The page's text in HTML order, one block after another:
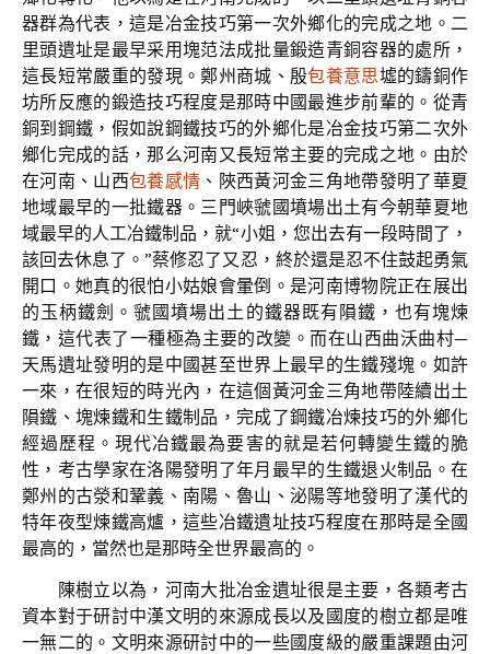
器群為代表，這是冶金技巧第一次外鄉化的完成之地。二
里頭遺址是最早采用塊范法成批量鍛造青銅容器的處所，
這長短常嚴重的發現。鄭州商城、殷包養意思墟的鑄銅作
坊所反應的鍛造技巧程度是那時中國最進步前輩的。從青
銅到鋼鐵，假如說鋼鐵技巧的外鄉化是冶金技巧第二次外
鄉化完成的話，那么河南又長短常主要的完成之地。由於
在河南、山西包養感情 、陜西黃河金三角地帶發明了華夏
地域最早的一批鐵器。三門峽虢國墳場出土有今朝華夏地
域最早的人工冶鐵制品，就“小姐，您出去有一段時間了，
該回去休息了。”蔡修忍了又忍，終於還是忍不住鼓起勇氣
開口。她真的很怕小姑娘會暈倒。是河南博物院正在展出
的玉柄鐵劍。虢國墳場出土的鐵器既有隕鐵，也有塊煉
鐵，這代表了一種極為主要的改變。而在山西曲沃曲村—
天馬遺址發明的是中國甚至世界上最早的生鐵殘塊。如許
一來，在很短的時光內，在這個黃河金三角地帶陸續出土
隕鐵、塊煉鐵和生鐵制品，完成了鋼鐵冶煉技巧的外鄉化
經過歷程。現代冶鐵最為要害的就是若何轉變生鐵的脆
性，考古學家在洛陽發明了年月最早的生鐵退火制品。在
鄭州的古滎和鞏義、南陽、魯山、泌陽等地發明了漢代的
特年夜型煉鐵高爐，這些冶鐵遺址技巧程度在那時是全國
最高的，當然也是那時全世界最高的。
陳樹立以為，河南大批冶金遺址很是主要，各類考古
資本對于研討中漢文明的來源成長以及國度的樹立都是唯
一無二的。文明來源研討中的一些國度級的嚴重課題由河